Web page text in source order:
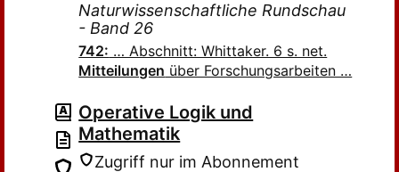
Naturwissenschaftliche Rundschau
- Band 26
742: … Abschnitt: Whittaker. 6 s. net.
Mitteilungen über Forschungsarbeiten …
Operative Logik und
Mathematik
Zugriff nur im Abonnement